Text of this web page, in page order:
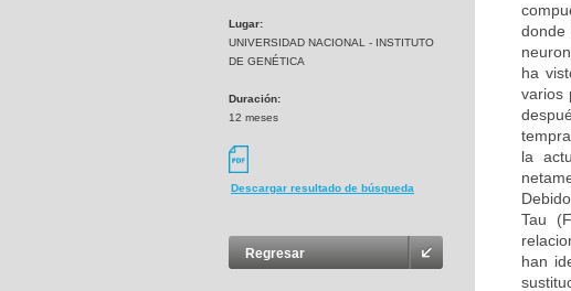
Lugar:
UNIVERSIDAD NACIONAL - INSTITUTO
DE GENÉTICA
Duración:
12 meses
Descargar resultado de búsqueda
Regresar
ha
varios
la
Tau
han